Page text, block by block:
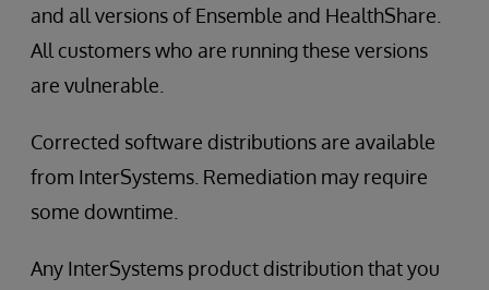
and all versions of Ensemble and HealthShare.
All customers who are running these versions
are vulnerable.
Corrected software distributions are available
from InterSystems. Remediation may require
some downtime.
Any InterSystems product distribution that you